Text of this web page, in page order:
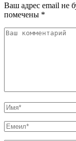
Ваш адрес email не
помечены *